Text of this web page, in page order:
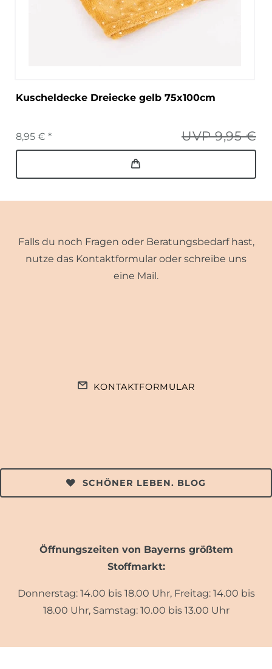
Kuscheldecke Dreiecke gelb 75x100cm
UVP 9,95 €
8,95 € *
Falls du noch Fragen oder Beratungsbedarf hast,
nutze das Kontaktformular oder schreibe uns
eine Mail.
KONTAKTFORMULAR
SCHÖNER LEBEN. BLOG
Öffnungszeiten von Bayerns größtem
Stoffmarkt:
Donnerstag: 14.00 bis 18.00 Uhr, Freitag: 14.00 bis
18.00 Uhr, Samstag: 10.00 bis 13.00 Uhr